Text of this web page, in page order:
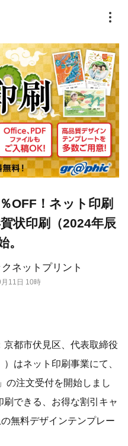
ネットプリント
11日 10時
OFF！ネット印刷
状印刷（2024年辰
。
都市伏見区、代表取締役
はネット印刷事業にて、
の注文受付を開始しまし
できる、お得な割引キャ
無料デザインテンプレー